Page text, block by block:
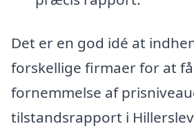
Det er en god idé at
forskellige firmaer for at
fornemmelse af
tilstandsrapport i